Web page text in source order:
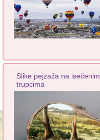
Slike pejzaža na isečenim
trupcima